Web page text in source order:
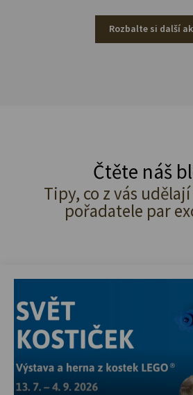
Rozbalte si další
Čtěte náš
Tipy, co z vás
pořadatele par